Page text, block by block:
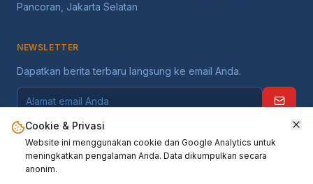
Pancoran, Jakarta Selatan
NEWSLETTER
Dapatkan berita terbaru langsung ke email Anda.
©2026
Cookie & Privasi
Website ini menggunakan cookie dan Google Analytics untuk
meningkatkan pengalaman Anda. Data dikumpulkan secara
anonim.